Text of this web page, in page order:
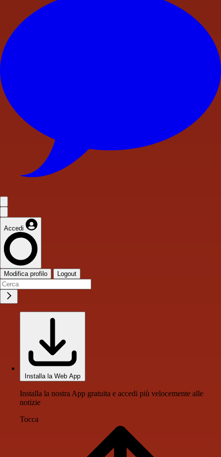
Accedi
Modifica profilo Logout
Installa la Web App
Installa la nostra App gratuita e accedi più velocemente alle
notizie
Tocca